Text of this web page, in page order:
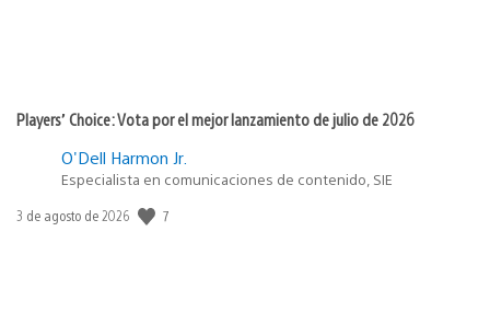
Players’ Choice: Vota por el mejor lanzamiento de julio de 2026
O'Dell Harmon Jr.
Especialista en comunicaciones de contenido, SIE
Fecha
3 de agosto de 2026 7